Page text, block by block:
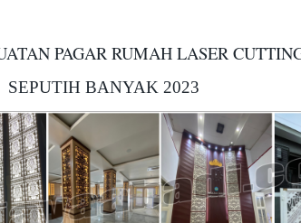
PAGAR RUMAH LASER
SEPUTIH BANYAK 2023